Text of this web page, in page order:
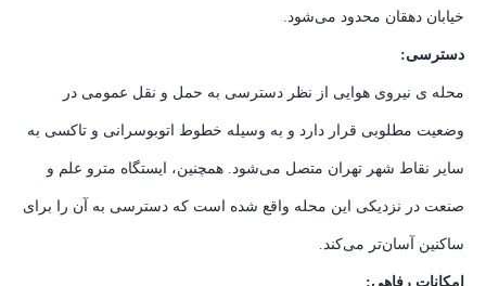
خیابان دهقان محدود می‌شود.
دسترسی:
محله ی نیروی هوایی از نظر دسترسی به حمل و نقل عمومی در
وضعیت مطلوبی قرار دارد و به وسیله خطوط اتوبوسرانی و تاکسی به
سایر نقاط شهر تهران متصل می‌شود. همچنین، ایستگاه مترو علم و
صنعت در نزدیکی این محله واقع شده است که دسترسی به آن را برای
ساکنین آسان‌تر می‌کند.
امکانات رفاهی: